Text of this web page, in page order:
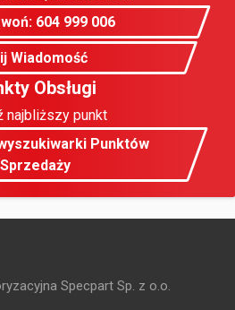
604 999 006
Wiadomość
Obsługi
najbliższy punkt
Punktów
Sprzedaży
Specpart Sp. z o.o.